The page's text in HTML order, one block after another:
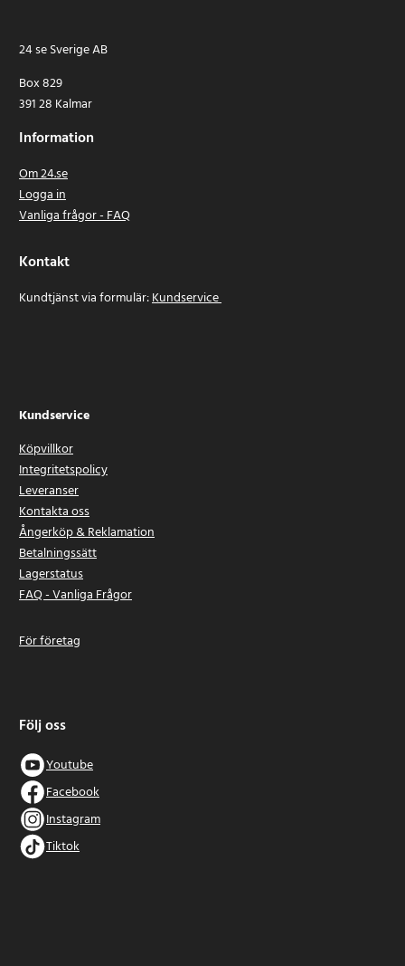
24 se Sverige AB
Box 829
391 28 Kalmar
Information
Om 24.se
Logga in
Vanliga frågor - FAQ
Kontakt
Kundtjänst via formulär:Kundservice
Kundservice
Köpvillkor
Integritetspolicy
Leveranser
Kontakta oss
Ångerköp & Reklamation
Betalningssätt
Lagerstatus
FAQ - Vanliga Frågor
För företag
Följ oss
Youtube
Facebook
Instagram
Tiktok